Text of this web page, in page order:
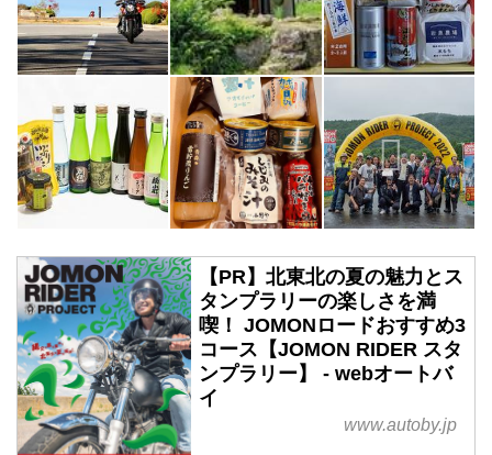
【PR】北東北の夏の魅力とス
タンプラリーの楽しさを満
喫！ JOMONロードおすすめ3
コース【JOMON RIDER スタ
ンプラリー】 - webオートバ
イ
www.autoby.jp